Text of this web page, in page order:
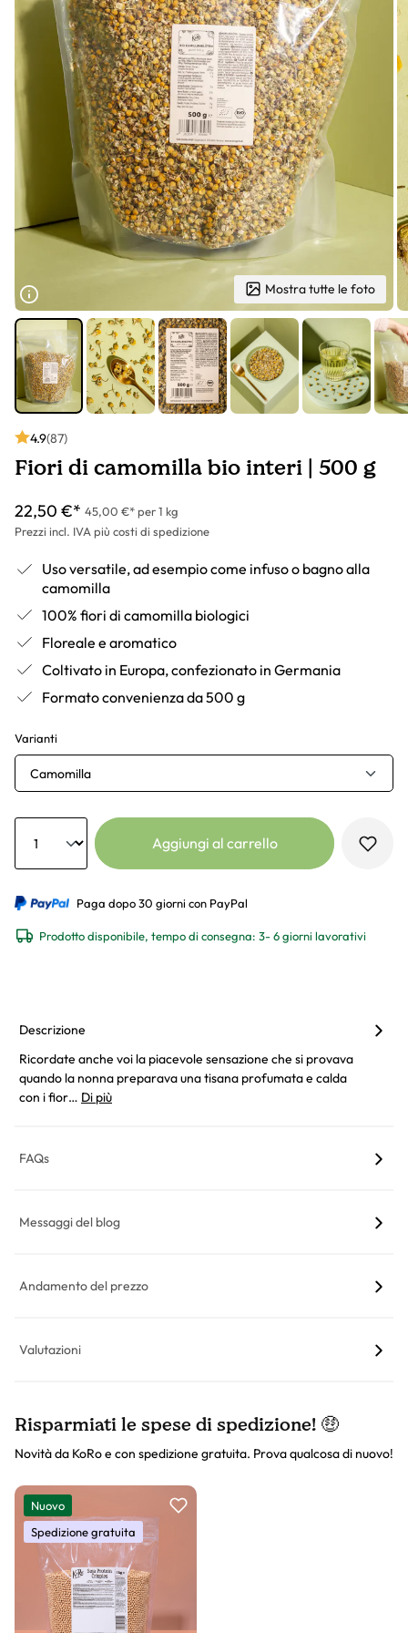
Mostra tutte le foto
4.9(87)
Fiori di camomilla bio interi | 500 g
22,50 €* 45,00 €* per 1 kg
Prezzi incl. IVA più costi di spedizione
Uso versatile, ad esempio come infuso o bagno alla
camomilla
100% fiori di camomilla biologici
Floreale e aromatico
Coltivato in Europa, confezionato in Germania
Formato convenienza da 500 g
Varianti
Camomilla
Anzahl
Aggiungi al carrello
Paga dopo 30 giorni con PayPal
Prodotto disponibile, tempo di consegna: 3- 6 giorni lavorativi
Descrizione
Ricordate anche voi la piacevole sensazione che si provava
quando la nonna preparava una tisana profumata e calda
con i fior… Di più
FAQs
Messaggi del blog
Andamento del prezzo
Valutazioni
Risparmiati le spese di spedizione! 🤑
Novità da KoRo e con spedizione gratuita. Prova qualcosa di nuovo!
Slider prodotto
Nuovo
Spedizione gratuita